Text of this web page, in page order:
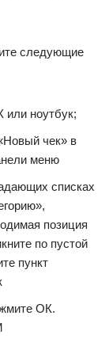
следующие
или ноутбук;
чек» в
списках
позиция
по пустой
пункт
ОК.